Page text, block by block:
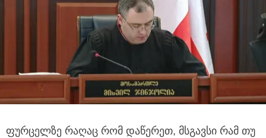
ფურცელზე რაღაც რომ დაწერეთ, მსგავსი რამ თუ